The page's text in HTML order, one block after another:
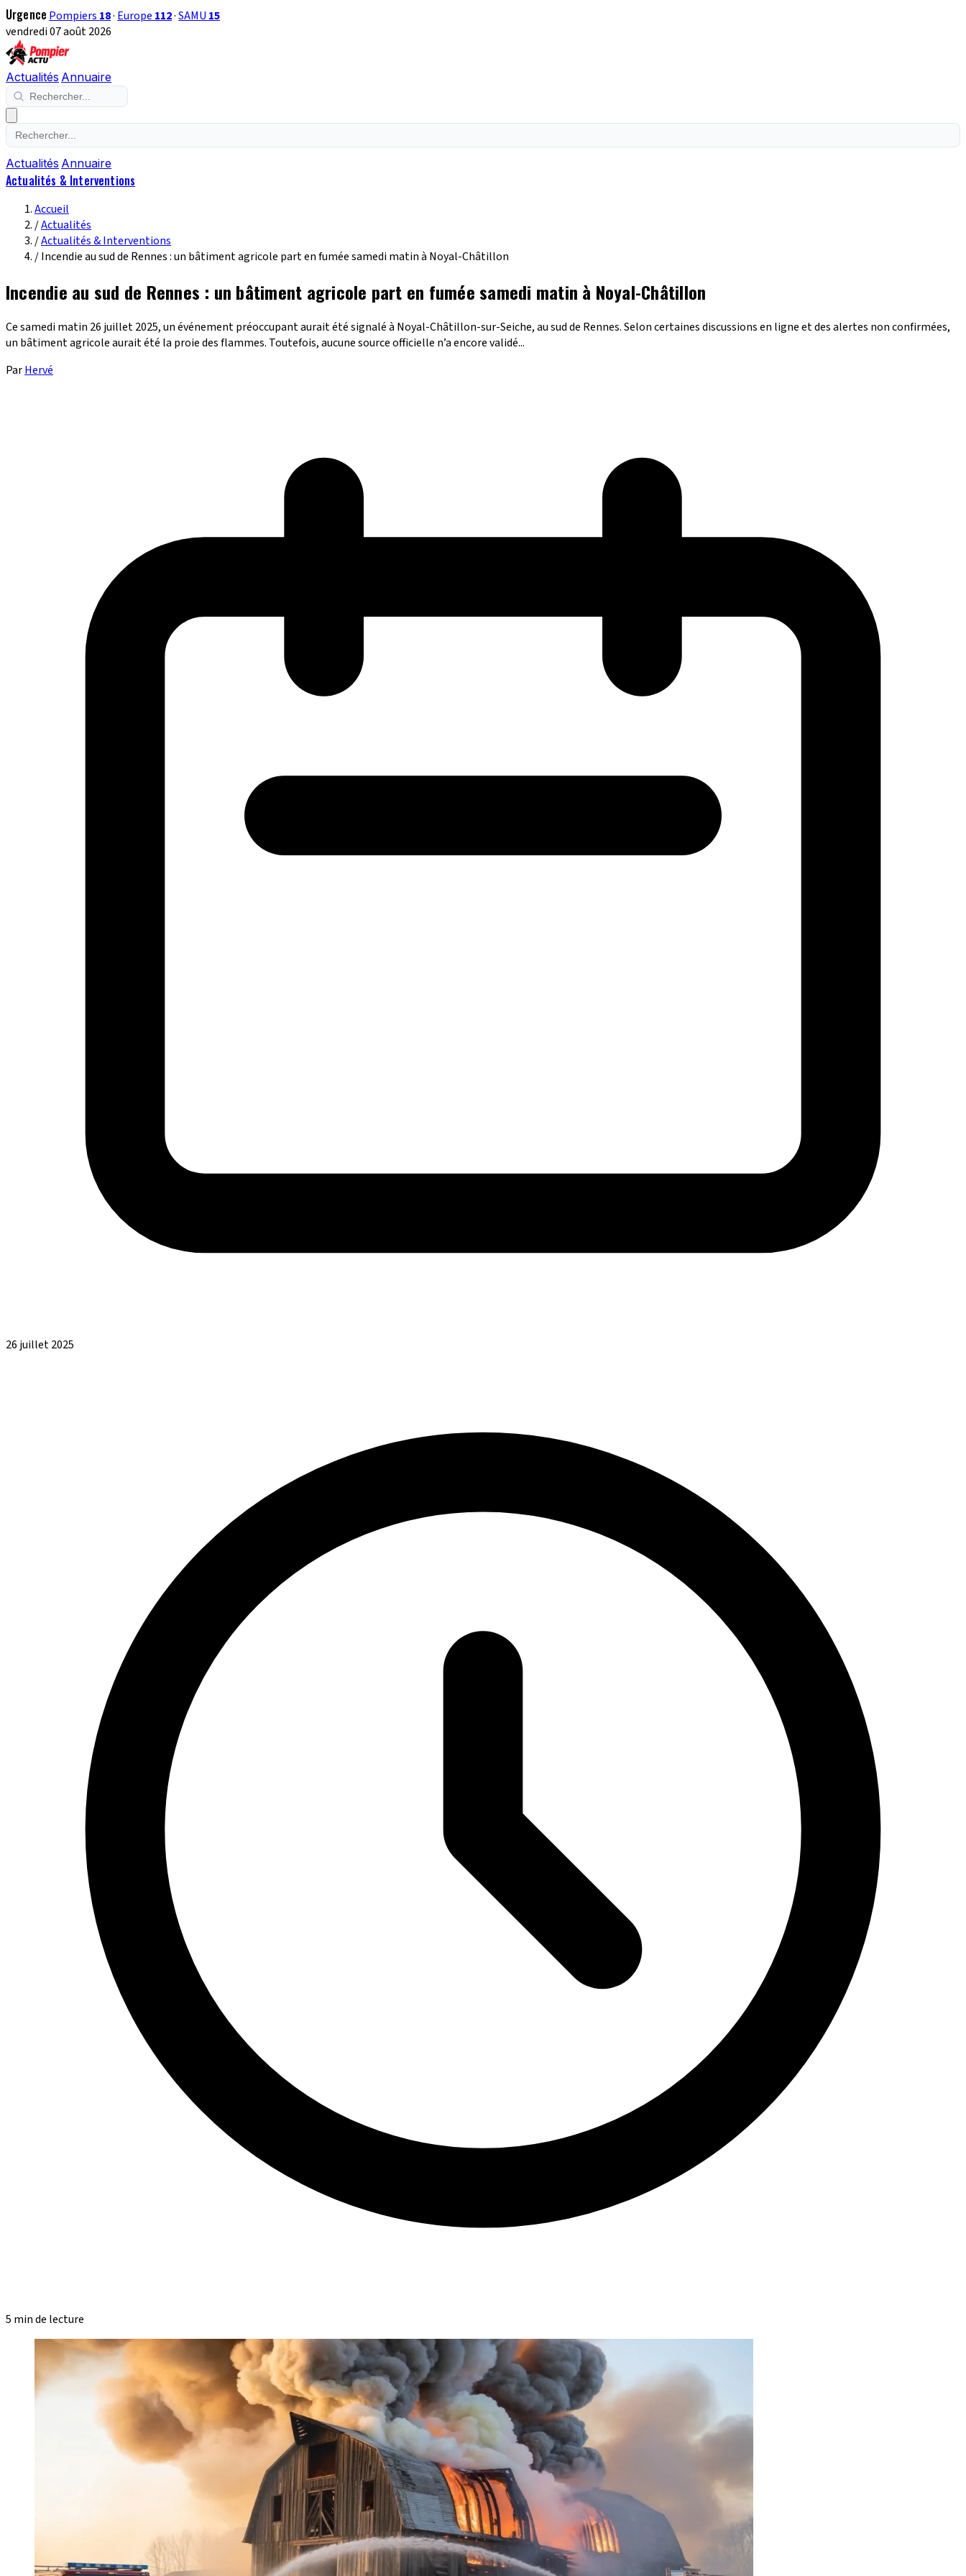
Urgence Pompiers 18· Europe 112·SAMU 15
vendredi 07 août 2026
Actualités Annuaire
Actualités Annuaire
Actualités & Interventions
Accueil
/Actualités
/Actualités & Interventions
/Incendie au sud de Rennes : un bâtiment agricole part en fumée samedi matin à Noyal-Châtillon
Incendie au sud de Rennes : un bâtiment agricole part en fumée samedi matin à Noyal-Châtillon
Ce samedi matin 26 juillet 2025, un événement préoccupant aurait été signalé à Noyal-Châtillon-sur-Seiche, au sud de Rennes. Selon certaines discussions en ligne et des alertes non confirmées,
un bâtiment agricole aurait été la proie des flammes. Toutefois, aucune source officielle n’a encore validé...
ParHervé
26 juillet 2025
5 min de lecture